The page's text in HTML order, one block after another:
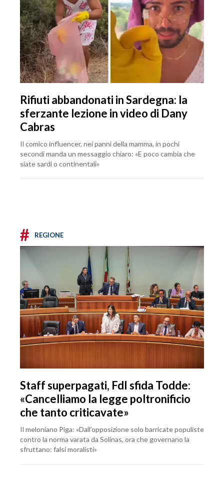
Rifiuti abbandonati in Sardegna: la
sferzante lezione in video di Dany
Cabras
Il comico influencer, nei panni della mamma, in pochi
secondi manda un messaggio chiaro: «E poco cambia che
siate sardi o continentali»
# REGIONE
Staff superpagati, FdI sfida Todde:
«Cancelliamo la legge poltronificio
che tanto criticavate»
Il meloniano Piga: «Dall’opposizione solo barricate populiste
contro la norma varata da Solinas, ora che governano la
sfruttano: falsi moralisti»